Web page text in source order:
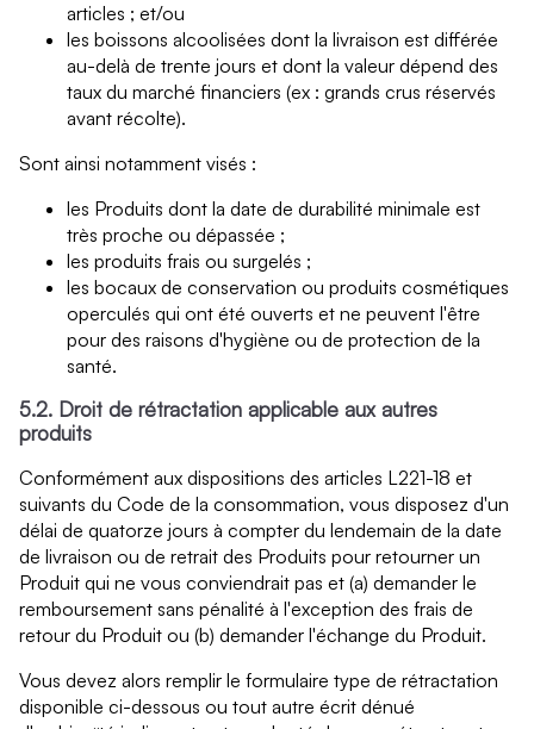
articles ; et/ou
les boissons alcoolisées dont la livraison est différée
au-delà de trente jours et dont la valeur dépend des
taux du marché financiers (ex : grands crus réservés
avant récolte).
Sont ainsi notamment visés :
les Produits dont la date de durabilité minimale est
très proche ou dépassée ;
les produits frais ou surgelés ;
les bocaux de conservation ou produits cosmétiques
operculés qui ont été ouverts et ne peuvent l'être
pour des raisons d'hygiène ou de protection de la
santé.
5.2. Droit de rétractation applicable aux autres
produits
Conformément aux dispositions des articles L221-18 et
suivants du Code de la consommation, vous disposez d'un
délai de quatorze jours à compter du lendemain de la date
de livraison ou de retrait des Produits pour retourner un
Produit qui ne vous conviendrait pas et (a) demander le
remboursement sans pénalité à l'exception des frais de
retour du Produit ou (b) demander l'échange du Produit.
Vous devez alors remplir le formulaire type de rétractation
disponible ci-dessous ou tout autre écrit dénué